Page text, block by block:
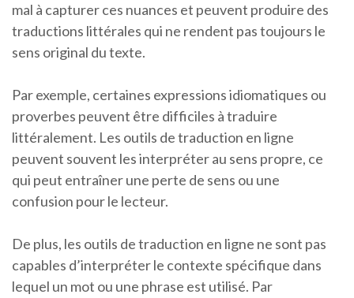
mal à capturer ces nuances et peuvent produire des
traductions littérales qui ne rendent pas toujours le
sens original du texte.
Par exemple, certaines expressions idiomatiques ou
proverbes peuvent être difficiles à traduire
littéralement. Les outils de traduction en ligne
peuvent souvent les interpréter au sens propre, ce
qui peut entraîner une perte de sens ou une
confusion pour le lecteur.
De plus, les outils de traduction en ligne ne sont pas
capables d’interpréter le contexte spécifique dans
lequel un mot ou une phrase est utilisé. Par